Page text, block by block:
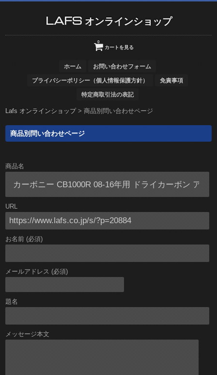
LAFS オンラインショップ
カートを見る
0
ホーム お問い合わせフォーム
プライバシーポリシー（個人情報保護方針） 免責事項
特定商取引法の表記
Lafs オンラインショップ>商品別問い合わせページ
商品別問い合わせページ
商品名
URL
お名前 (必須)
メールアドレス (必須)
題名
メッセージ本文